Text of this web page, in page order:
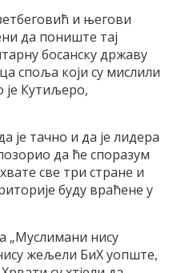
и његови
да пониште тај
босанску државу
споља који су мислили
је Кутиљеро,
је тачно и да је лидера
да ће споразум
све три стране и
буду враћене у
„Муслимани нису
жељели БиХ уопште,